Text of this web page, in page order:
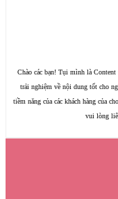
Chào các bạn! Tụi mình là Content
trải nghiệm về nội dung tốt cho
tiềm năng của các khách hàng của
vui lòng